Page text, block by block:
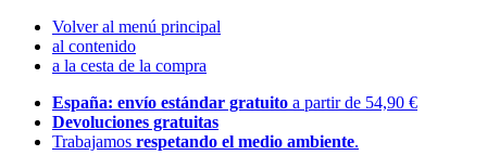
Volver al menú principal
al contenido
a la cesta de la compra
España: envío estándar gratuito a partir de 54,90 €
Devoluciones gratuitas
Trabajamos respetando el medio ambiente.